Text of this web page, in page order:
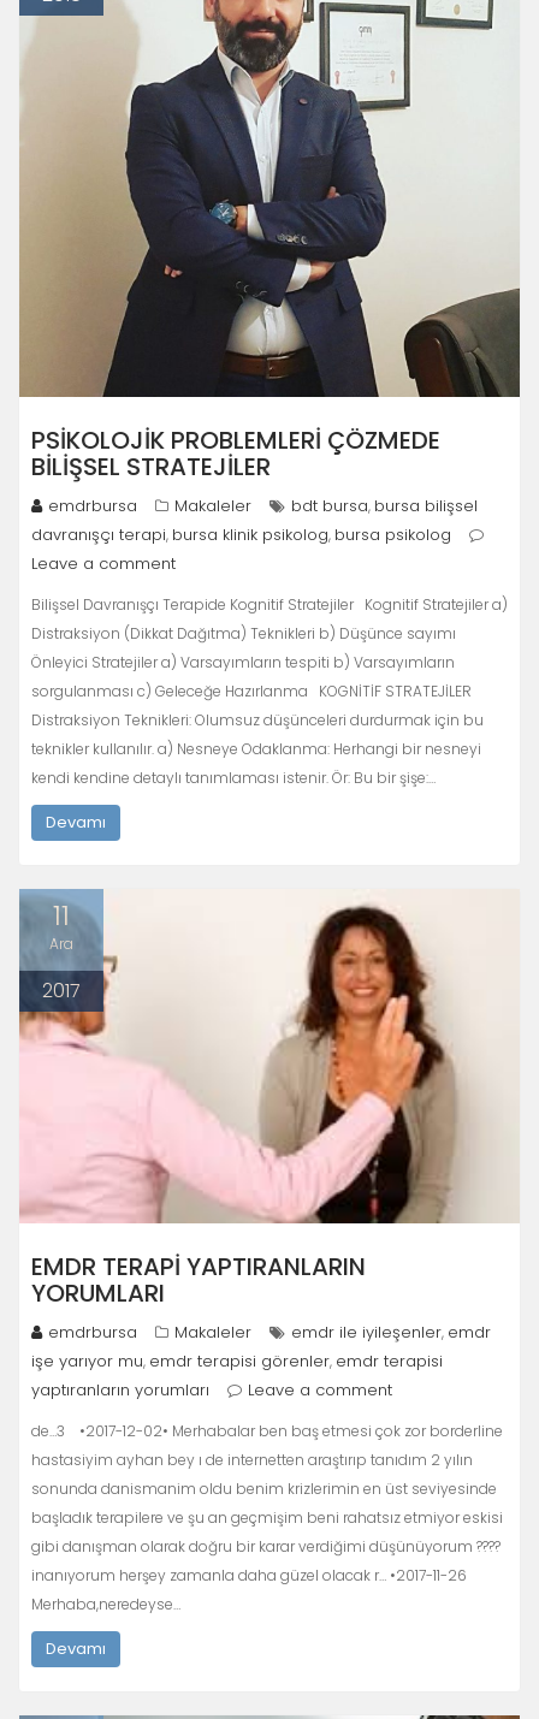
PSIKOLOJIK PROBLEMLERI ÇÖZMEDE
BILIŞSEL STRATEJILER
emdrbursa Makaleler bdt bursa, bursa bilişsel
davranışçı terapi, bursa klinik psikolog, bursa psikolog
Leave a comment
Bilişsel Davranışçı Terapide Kognitif Stratejiler Kognitif Stratejiler a)
Distraksiyon (Dikkat Dağıtma) Teknikleri b) Düşünce sayımı
Önleyici Stratejiler a) Varsayımların tespiti b) Varsayımların
sorgulanması c) Geleceğe Hazırlanma KOGNİTİF STRATEJİLER
Distraksiyon Teknikleri: Olumsuz düşünceleri durdurmak için bu
teknikler kullanılır. a) Nesneye Odaklanma: Herhangi bir nesneyi
kendi kendine detaylı tanımlaması istenir. Ör: Bu bir şişe:…
Devamı
11
Ara
2017
EMDR TERAPI YAPTIRANLARIN
YORUMLARI
emdrbursa Makaleler emdr ile iyileşenler, emdr
işe yarıyor mu, emdr terapisi görenler, emdr terapisi
yaptıranların yorumları
Leave a comment
de…3 •2017-12-02• Merhabalar ben baş etmesi çok zor borderline
hastasiyim ayhan bey ı de internetten araştırıp tanıdım 2 yılın
sonunda danismanim oldu benim krizlerimin en üst seviyesinde
başladık terapilere ve şu an geçmişim beni rahatsız etmiyor eskisi
gibi danışman olarak doğru bir karar verdiğimi düşünüyorum ????
inanıyorum herşey zamanla daha güzel olacak r… •2017-11-26
Merhaba,neredeyse…
Devamı